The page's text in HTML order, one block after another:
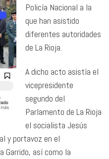
Policía Nacional a la
que han asistido
diferentes autoridades
de La Rioja.
A dicho acto asistía el
vicepresidente
segundo del
Parlamento de La Rioja
el socialista Jesús
y portavoz en el
Garrido, así como la